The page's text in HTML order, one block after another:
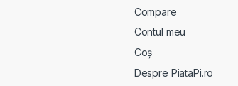
Compare
Contul meu
Coș
Despre PiataPi.ro